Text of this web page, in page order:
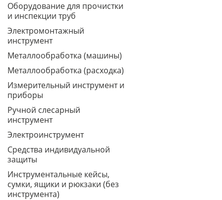
Оборудование для прочистки
и инспекции труб
Электромонтажный
инструмент
Металлообработка (машины)
Металлообработка (расходка)
Измерительный инструмент и
приборы
Ручной слесарный
инструмент
Электроинструмент
Средства индивидуальной
защиты
Инструментальные кейсы,
сумки, ящики и рюкзаки (без
инструмента)